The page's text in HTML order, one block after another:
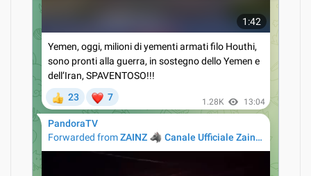
“Ucraina: le maschere della rivoluzione” di Paul
Moreira
09/02/2016
Noam Chomsky: “Se il Messico avesse annunciato
l’ingresso nel Patto di Varsavia”
31/03/2015
Pandora tv – Documenti: “Gli Usa vogliono la grande